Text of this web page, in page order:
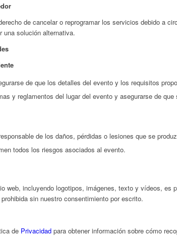
de cancelar o reprogramar los servicios debido a
una solución alternativa.
de que los detalles del evento y los requisitos
y reglamentos del lugar del evento y asegurarse de
de los daños, pérdidas o lesiones que se
todos los riesgos asociados al evento.
web, incluyendo logotipos, imágenes, texto y vídeos, es
sin nuestro consentimiento por escrito.
de Privacidad para obtener información sobre cómo